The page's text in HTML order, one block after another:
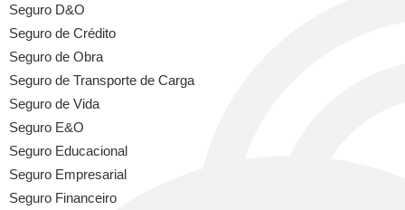
Seguro D&O
Seguro de Crédito
Seguro de Obra
Seguro de Transporte de Carga
Seguro de Vida
Seguro E&O
Seguro Educacional
Seguro Empresarial
Seguro Financeiro